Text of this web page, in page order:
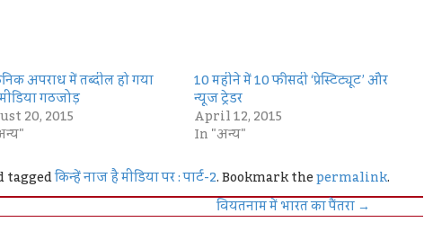
अपराध में तब्दील हो गया
गठजोड़
20, 2015
10 महीने में 10 फीसदी ‘प्रेस्टिट्यूट’ और
न्यूज ट्रेडर
April 12, 2015
In "अन्य"
taggedकिन्हें नाज है मीडिया पर : पार्ट-2. Bookmark thepermalink.
वियतनाम में भारत का पैंतरा→